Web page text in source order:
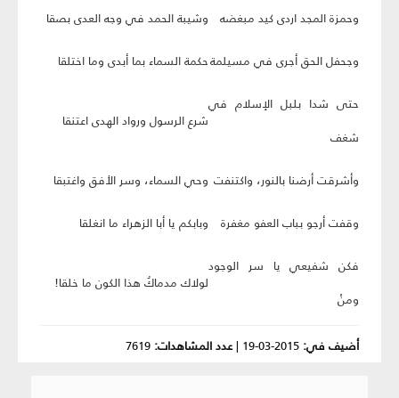
وحمزة المجد اردى كيد مبغضه وشيبة الحمد في وجه العدى بصقا
وجحفل الحق أجرى في مسيلمةحكمة السماء بما أبدى وما اختلقا
حتى شدا بلبل الإسلام في
شغف
شرع الرسول ورواد الهدى اعتنقا
وأشرقت أرضنا بالنور، واكتنفت وحي السماء، وسر الأفق واغتبقا
وقفت أرجو بباب العفو مغفرة وبابكم يا أبا الزهراء ما انغلقا
فكن شفيعي يا سر الوجود
ومنْ
لولاك مدماكُ هذا الكون ما خلقا!
أضيف في: 2015-03-19
|عدد المشاهدات: 7619